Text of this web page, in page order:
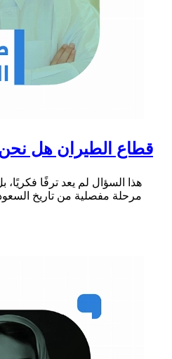
قطاع الطيران هل
هذا السؤال لم يعد ترفًا
مرحلة مفصلية من تاريخ